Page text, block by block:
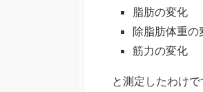
脂肪の変化
除脂肪体重の
筋力の変化
と測定したわけで